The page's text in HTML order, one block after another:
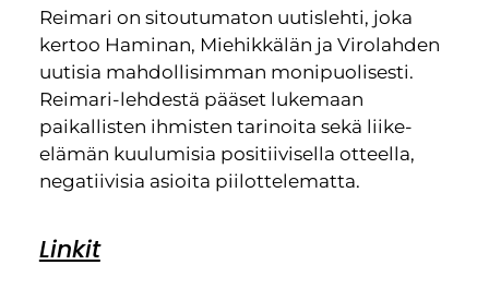
Reimari on sitoutumaton uutislehti, joka
kertoo Haminan, Miehikkälän ja Virolahden
uutisia mahdollisimman monipuolisesti.
Reimari-lehdestä pääset lukemaan
paikallisten ihmisten tarinoita sekä liike-
elämän kuulumisia positiivisella otteella,
negatiivisia asioita piilottelematta.
Linkit